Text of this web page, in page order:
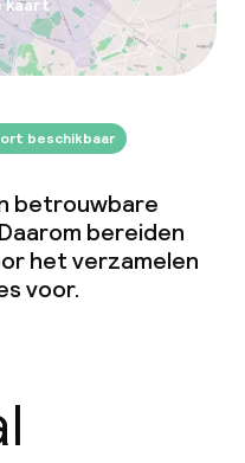
kaart
beschikbaar
betrouwbare
bereiden
het verzamelen
voor.